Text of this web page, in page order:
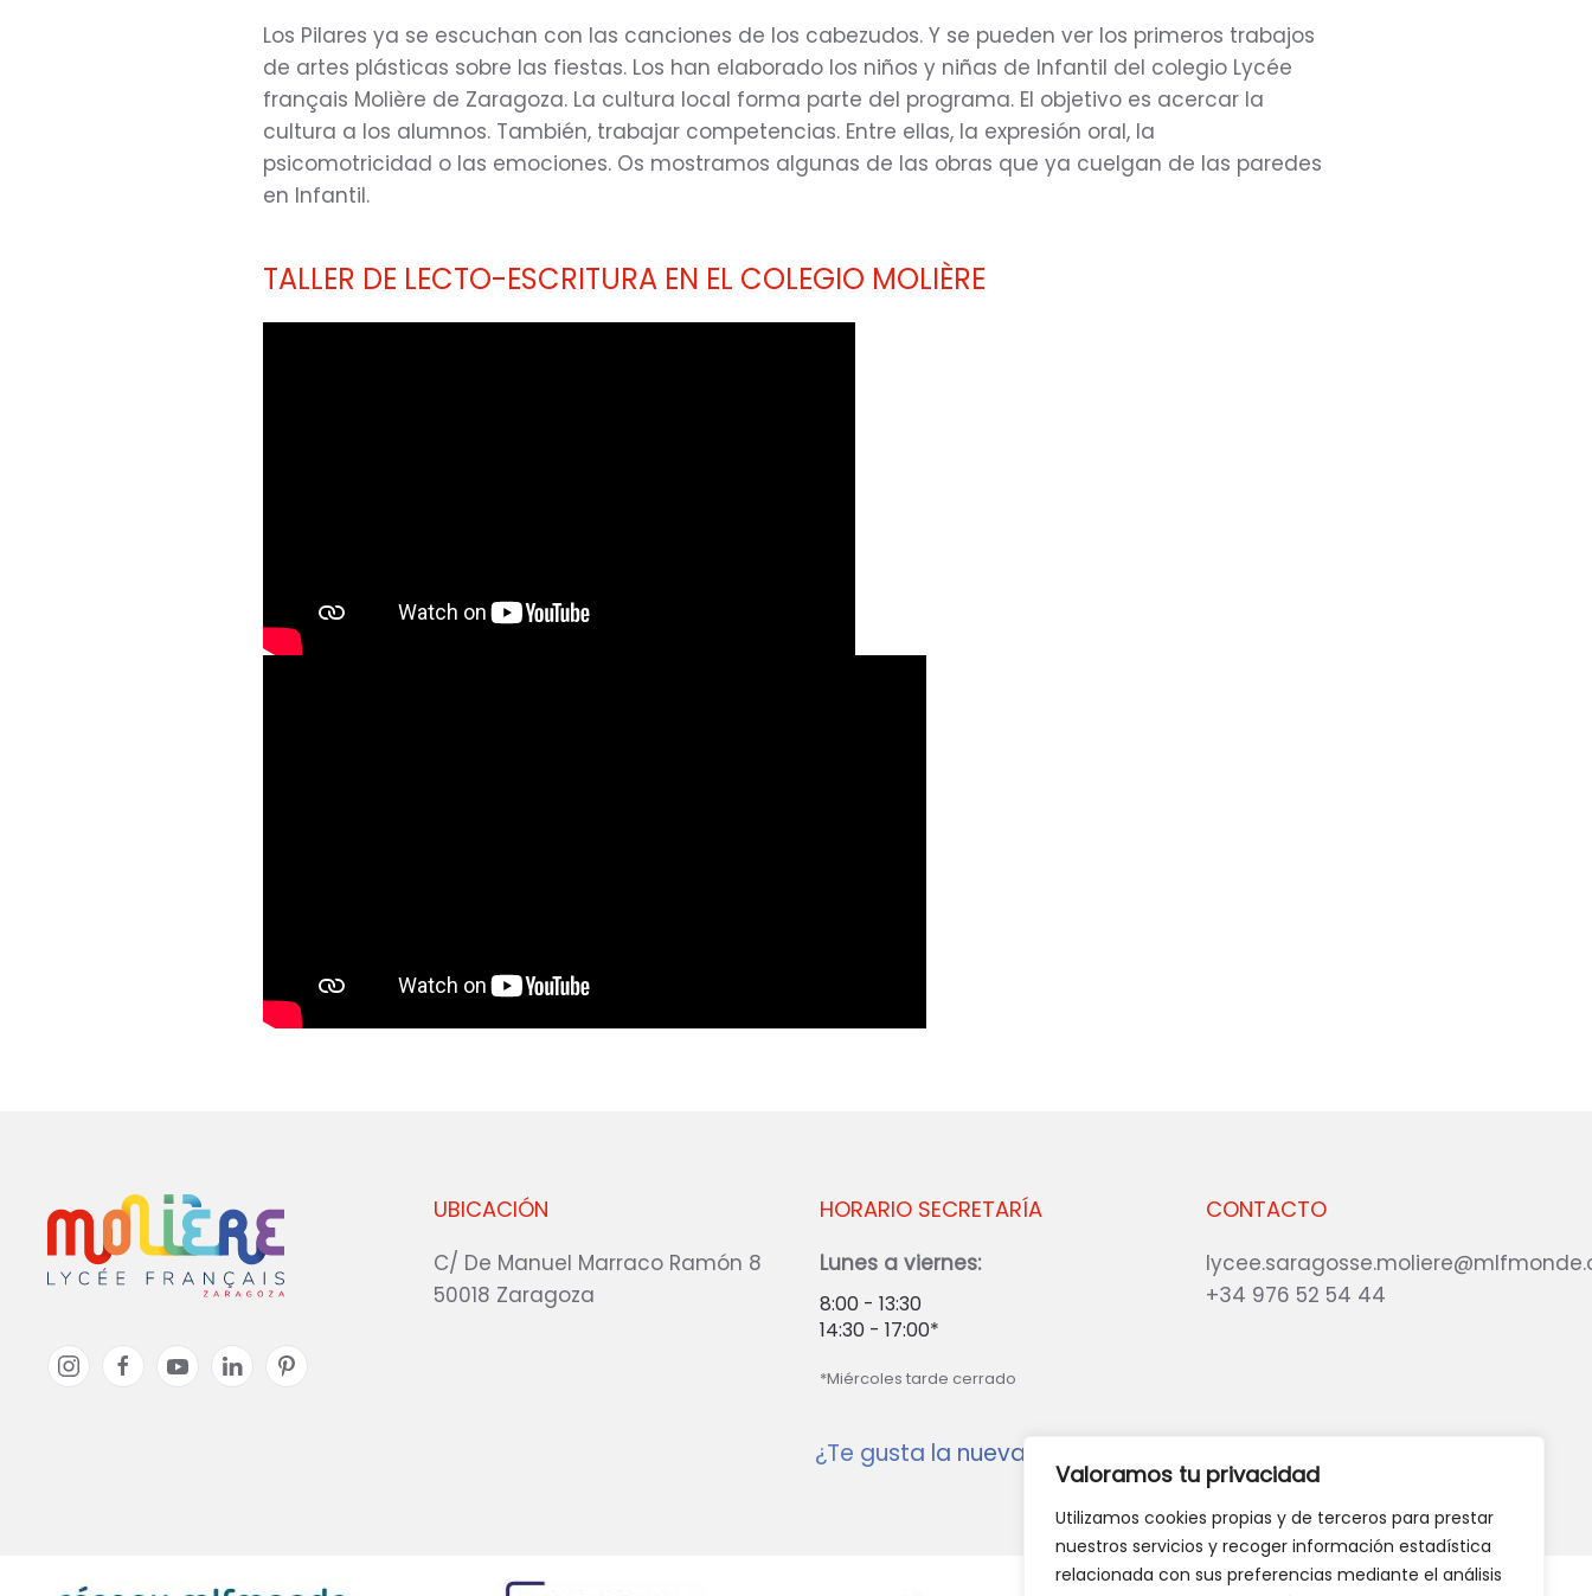
Valoramos tu privacidad
Utilizamos cookies propias y de terceros para prestar
nuestros servicios y recoger información estadística
relacionada con sus preferencias mediante el análisis
Los Pilares ya se escuchan con las canciones de los cabezudos. Y se pueden ver los primeros trabajos
de artes plásticas sobre las fiestas. Los han elaborado los niños y niñas de Infantil del colegio Lycée
français Molière de Zaragoza. La cultura local forma parte del programa. El objetivo es acercar la
cultura a los alumnos. También, trabajar competencias. Entre ellas, la expresión oral, la
psicomotricidad o las emociones. Os mostramos algunas de las obras que ya cuelgan de las paredes
en Infantil.
TALLER DE LECTO-ESCRITURA EN EL COLEGIO MOLIÈRE
UBICACIÓN
C/ De Manuel Marraco Ramón 8
50018 Zaragoza
CONTACTO
+34 976 52 54 44
HORARIO SECRETARÍA
Lunes a viernes:
8:00 - 13:30
14:30 - 17:00*
*Miércoles tarde cerrado
¿Te gusta la nueva web?